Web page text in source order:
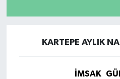
KARTEPE AYLIK
İMSAK